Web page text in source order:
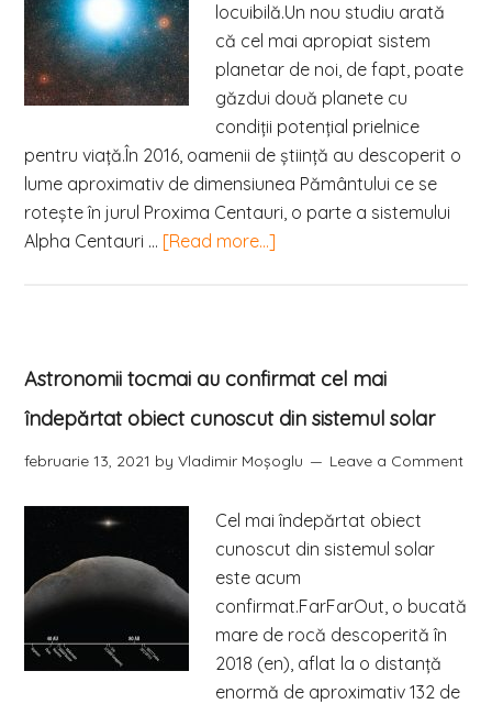
locuibilă.Un nou studiu arată
că cel mai apropiat sistem
planetar de noi, de fapt, poate
găzdui două planete cu
condiții potențial prielnice
pentru viață.În 2016, oamenii de știință au descoperit o
lume aproximativ de dimensiunea Pământului ce se
rotește în jurul Proxima Centauri, o parte a sistemului
Alpha Centauri … [Read more...]
Astronomii tocmai au confirmat cel mai
îndepărtat obiect cunoscut din sistemul solar
februarie 13, 2021 byVladimir Moşoglu Leave a Comment
Cel mai îndepărtat obiect
cunoscut din sistemul solar
este acum
confirmat.FarFarOut, o bucată
mare de rocă descoperită în
2018 (en), aflat la o distanță
enormă de aproximativ 132 de